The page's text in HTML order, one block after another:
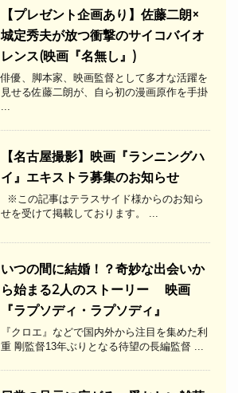
【プレゼント企画あり】佐藤二朗×
城定秀夫が放つ衝撃のサイコバイオ
レンス(映画『名無し』)
俳優、脚本家、映画監督として多才な活躍を
見せる佐藤二朗が、自ら初の漫画原作を手掛
...
【名古屋撮影】映画『ランニングハ
イ』エキストラ募集のお知らせ
※この記事はテラスサイド様からのお知ら
せを受けて掲載しております。 ...
いつの間に結婚！？奇妙な出会いか
ら始まる2人のストーリー 映画
『ラプソディ・ラプソディ』
『クロエ』などで国内外から注目を集めた利
重 剛監督13年ぶりとなる待望の長編監督 ...